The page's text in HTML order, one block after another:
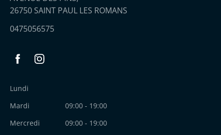
26750 SAINT PAUL LES ROMANS
0475056575
Lundi
Mardi
09:00 - 19:00
Mercredi
09:00 - 19:00